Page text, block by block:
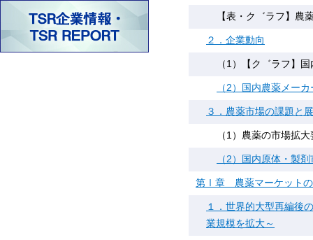
【表・ク゛ラフ】農
２．企業動向
（1）【ク゛ラフ】
（2）国内農薬メー
３．農薬市場の課題と
（1）農薬の市場拡
（2）国内原体・製
第Ⅰ章 農薬マーケットの
１．世界的大型再編後
業規模を拡大～